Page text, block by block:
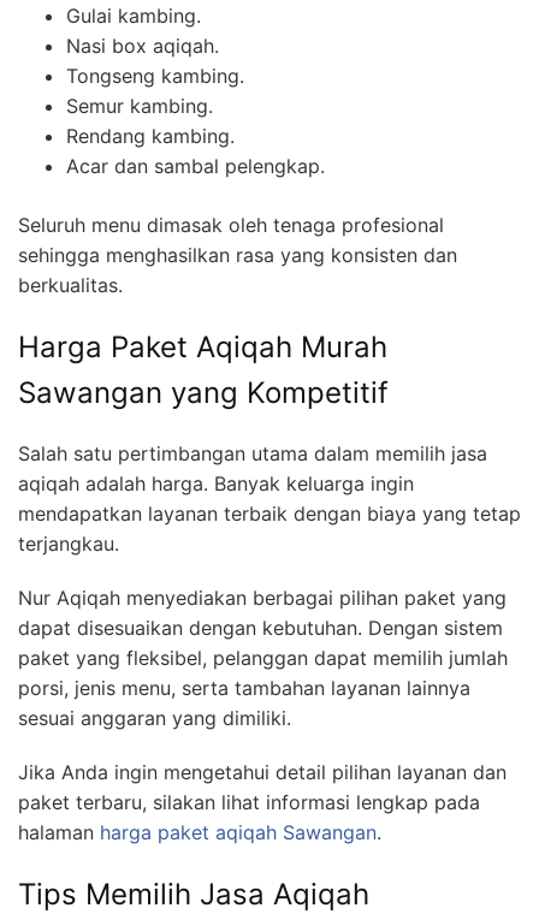
Gulai kambing.
Nasi box aqiqah.
Tongseng kambing.
Semur kambing.
Rendang kambing.
Acar dan sambal pelengkap.
Seluruh menu dimasak oleh tenaga profesional
sehingga menghasilkan rasa yang konsisten dan
berkualitas.
Harga Paket Aqiqah Murah
Sawangan yang Kompetitif
Salah satu pertimbangan utama dalam memilih jasa
aqiqah adalah harga. Banyak keluarga ingin
mendapatkan layanan terbaik dengan biaya yang tetap
terjangkau.
Nur Aqiqah menyediakan berbagai pilihan paket yang
dapat disesuaikan dengan kebutuhan. Dengan sistem
paket yang fleksibel, pelanggan dapat memilih jumlah
porsi, jenis menu, serta tambahan layanan lainnya
sesuai anggaran yang dimiliki.
Jika Anda ingin mengetahui detail pilihan layanan dan
paket terbaru, silakan lihat informasi lengkap pada
halaman harga paket aqiqah Sawangan.
Tips Memilih Jasa Aqiqah